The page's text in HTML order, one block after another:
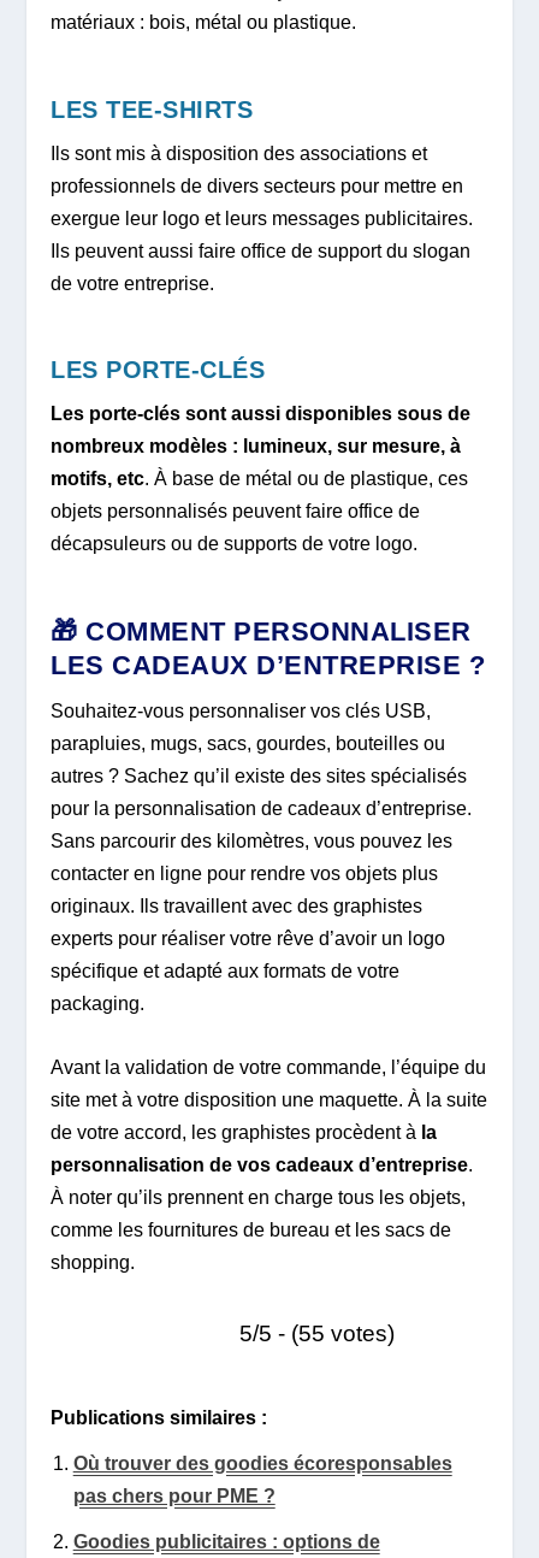
matériaux : bois, métal ou plastique.
LES TEE-SHIRTS
Ils sont mis à disposition des associations et
professionnels de divers secteurs pour mettre en
exergue leur logo et leurs messages publicitaires.
Ils peuvent aussi faire office de support du slogan
de votre entreprise.
LES PORTE-CLÉS
Les porte-clés sont aussi disponibles sous de
nombreux modèles : lumineux, sur mesure, à
motifs, etc. À base de métal ou de plastique, ces
objets personnalisés peuvent faire office de
décapsuleurs ou de supports de votre logo.
🎁 COMMENT PERSONNALISER
LES CADEAUX D’ENTREPRISE ?
Souhaitez-vous personnaliser vos clés USB,
parapluies, mugs, sacs, gourdes, bouteilles ou
autres ? Sachez qu’il existe des sites spécialisés
pour la personnalisation de cadeaux d’entreprise.
Sans parcourir des kilomètres, vous pouvez les
contacter en ligne pour rendre vos objets plus
originaux. Ils travaillent avec des graphistes
experts pour réaliser votre rêve d’avoir un logo
spécifique et adapté aux formats de votre
packaging.
Avant la validation de votre commande, l’équipe du
site met à votre disposition une maquette. À la suite
de votre accord, les graphistes procèdent à la
personnalisation de vos cadeaux d’entreprise.
À noter qu’ils prennent en charge tous les objets,
comme les fournitures de bureau et les sacs de
shopping.
5/5 - (55 votes)
Publications similaires :
Où trouver des goodies écoresponsables
pas chers pour PME ?
Goodies publicitaires : options de